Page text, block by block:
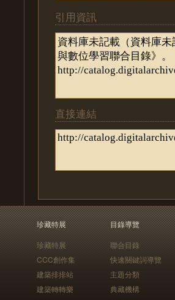
引用資訊
直接連結
珍藏特展
珍藏特展
CCC創作集
建築排排站
建築轉轉樂
目錄導覽
聯合目錄
快速關鍵詞導覽
主題分類
典藏機構